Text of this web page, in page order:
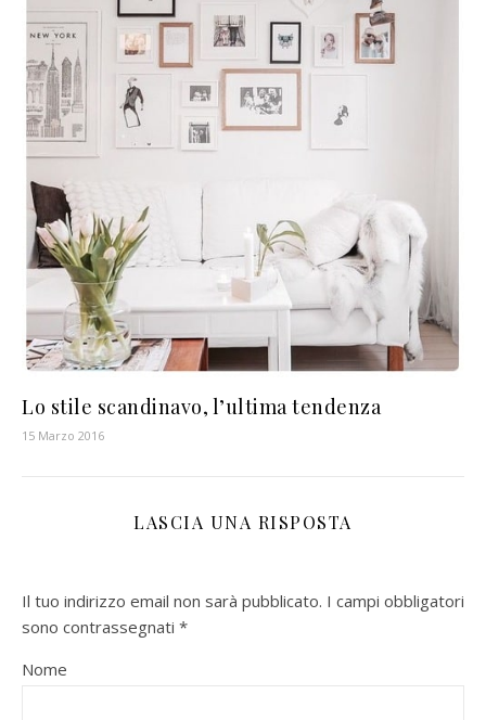
Lo stile scandinavo, l’ultima tendenza
15 Marzo 2016
LASCIA UNA RISPOSTA
Il tuo indirizzo email non sarà pubblicato. I campi obbligatori
sono contrassegnati *
Nome